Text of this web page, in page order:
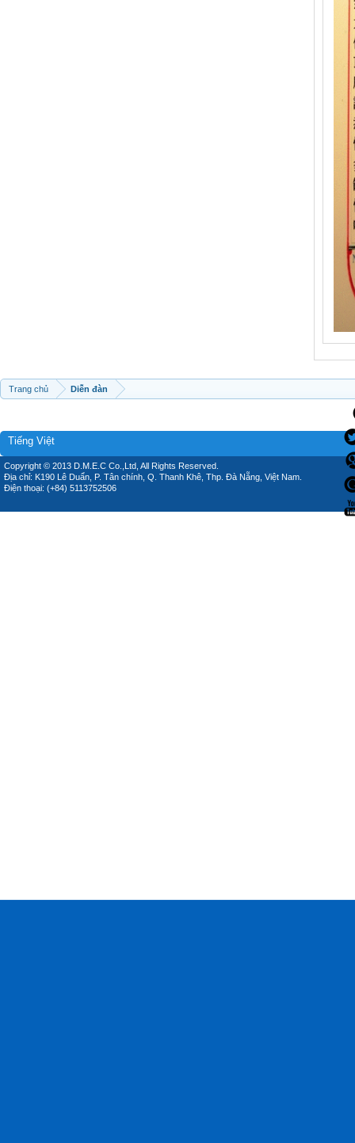
Trang chủ Diễn đàn
Tiếng Việt
Copyright © 2013 D.M.E.C Co.,Ltd, All Rights Reserved.
Địa chỉ: K190 Lê Duẩn, P. Tân chính, Q. Thanh Khê, Thp. Đà Nẵng, Việt Nam.
Điện thoại: (+84) 5113752506